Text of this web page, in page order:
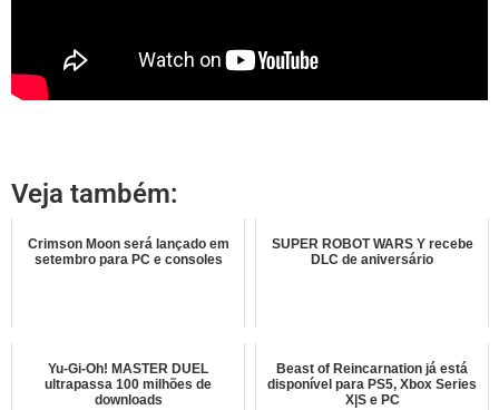
Veja também:
Crimson Moon será lançado em
setembro para PC e consoles
SUPER ROBOT WARS Y recebe
DLC de aniversário
Yu-Gi-Oh! MASTER DUEL
ultrapassa 100 milhões de
downloads
Beast of Reincarnation já está
disponível para PS5, Xbox Series
X|S e PC